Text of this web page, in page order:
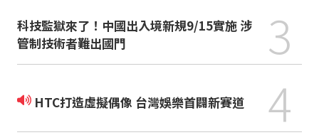
科技監獄來了！中國出入境新規9/15實施 涉
管制技術者難出國門
3
HTC打造虛擬偶像 台灣娛樂首闢新賽道 4